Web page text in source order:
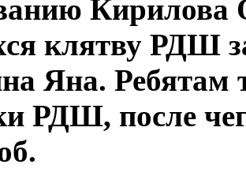
клятву РДШ
Яна. Ребятам
РДШ, после